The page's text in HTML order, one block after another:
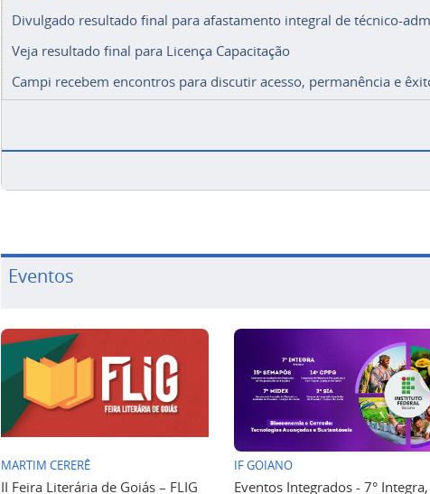
Veja resultado final para Licença Capacitação
Campi recebem encontros para discutir acesso, permanência e êxito
MARTIM CERERÊ
II Feira Literária de Goiás – FLIG
2026
IF GOIANO
Eventos Integrados - 7° Integra,
15° Semapós, 14° CPPG, 7°
Midex e 2ª SIA